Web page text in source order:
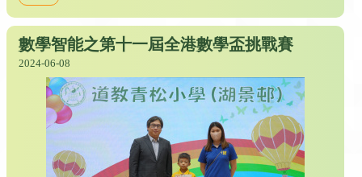
數學智能之第十一屆全港數學盃挑戰賽
2024-06-08